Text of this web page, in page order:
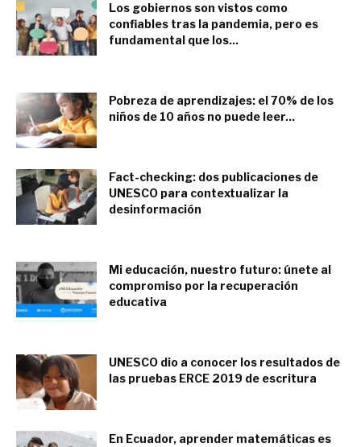
Los gobiernos son vistos como
confiables tras la pandemia, pero es
fundamental que los...
Pobreza de aprendizajes: el 70% de los
niños de 10 años no puede leer...
Fact-checking: dos publicaciones de
UNESCO para contextualizar la
desinformación
Mi educación, nuestro futuro: únete al
compromiso por la recuperación
educativa
UNESCO dio a conocer los resultados de
las pruebas ERCE 2019 de escritura
En Ecuador, aprender matemáticas es